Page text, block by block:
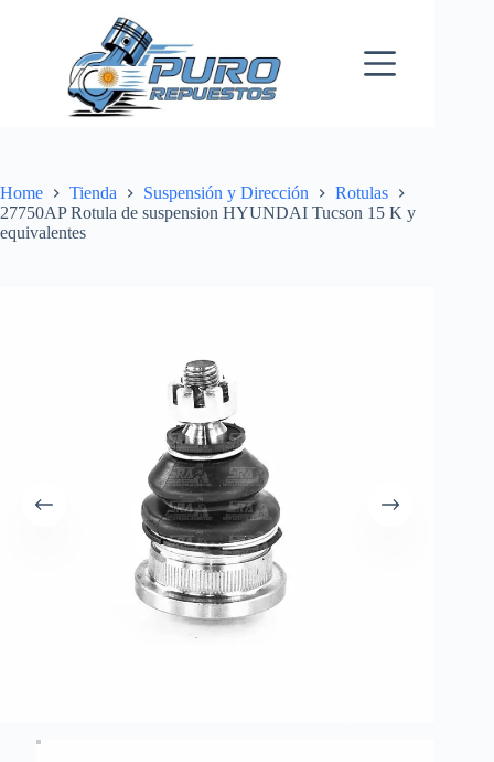
Home Tienda Suspensión y Dirección
Rotulas
27750AP Rotula de suspension HYUNDAI Tucson 15 K y
equivalentes